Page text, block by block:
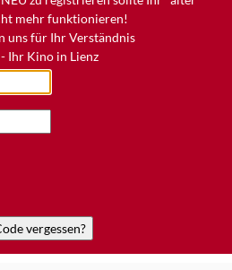
mehr funktionieren!
uns für Ihr Verständnis
Ihr Kino in Lienz